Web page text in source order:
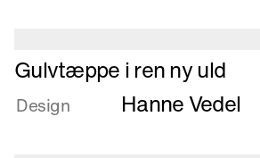
Læs
mere
om
Gulvtæppe i ren ny uld
Design Hanne Vedel